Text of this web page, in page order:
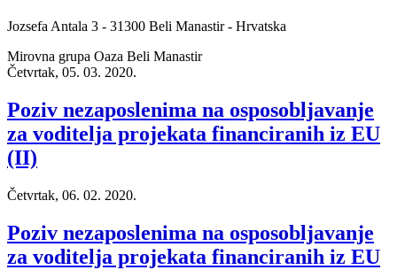
Jozsefa Antala 3 - 31300 Beli Manastir - Hrvatska
Mirovna grupa Oaza Beli Manastir
Četvrtak, 05. 03. 2020.
Poziv nezaposlenima na osposobljavanje
za voditelja projekata financiranih iz EU
(II)
Četvrtak, 06. 02. 2020.
Poziv nezaposlenima na osposobljavanje
za voditelja projekata financiranih iz EU